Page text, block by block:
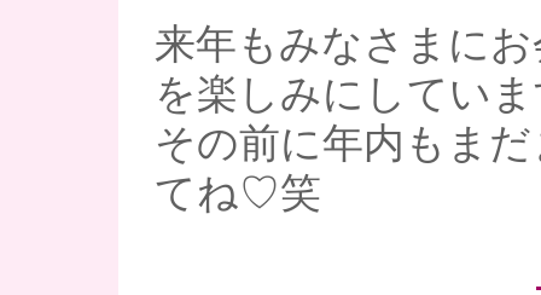
来年もみなさまに
を楽しみにしてい
その前に年内もま
てね♡笑